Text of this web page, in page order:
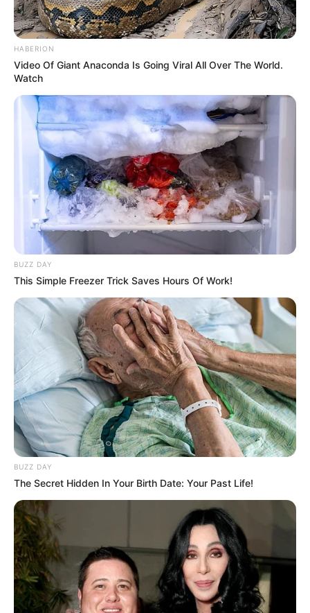
aufwendig ausgestattetes spätbarockes
Schloss, in dessen Museum alte
Musikinstrumente und Gemälde gezeigt werden.
Zusammen mit einer steinernen Brücke
aus dem 15. Jahrhundert ergibt die
gewaltige, hoch über der Lahn stehende
Anlage ein besonders romantisches Panorama. Die
Ruine kann besichtigt werden und es gibt auch ein
Burgmuseum.
St. Lubentius Dietkirchen
Schon durch ihre Lage auf einem Felsen
über der Lahn fällt die aus dem 11.
Stiftskirche besonders ins Auge. Sie war bis ins 13.
Jahrhundert hinein die bedeutendste Kirche des
Lahngaus und ist sogar älter als der Limburger Dom.
Zusammen mit den Nebengebäuden und der
Kirchenmauer hat die Anlage auch Ähnlichkeiten mit einer
Burg. Sie ist damit ein bedeutendes Baudenkmal aus der
Zeit des Mittelalters.
Schloss Weilburg
Die aus einer Vielzahl von Bauteilen
(Renaissance und Barock) bestehende
angelegten Schlossgarten eines der größten
Schlosskomplexe in Hessen und unserer Meinung nach
die schönste Schlossanlage dieses Bundeslandes.
Links zu sehenswerten Schlössern, Burgen und
HABERION
Video Of Giant Anaconda Is Going Viral All Over The World.
Watch
BUZZ DAY
This Simple Freezer Trick Saves Hours Of Work!
BUZZ DAY
The Secret Hidden In Your Birth Date: Your Past Life!